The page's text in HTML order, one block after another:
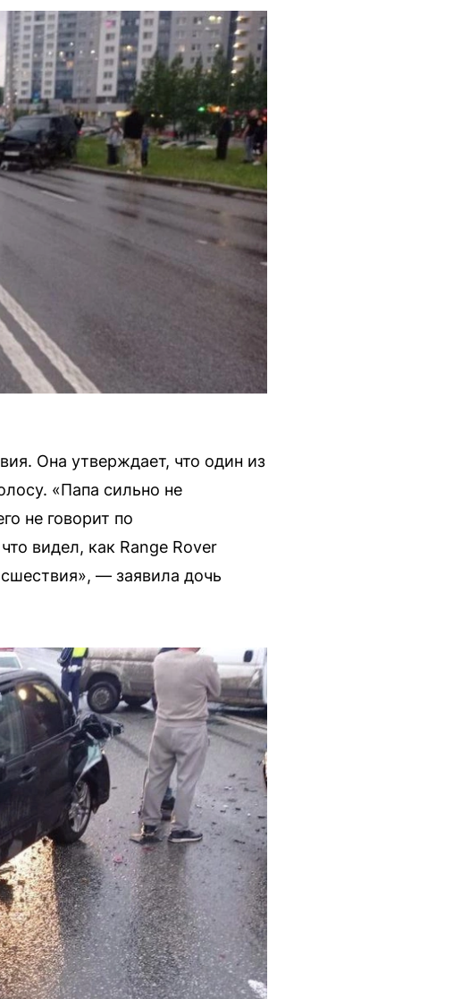
Она утверждает, что один из
«Папа сильно не
не говорит по
видел, как Range Rover
— заявила дочь